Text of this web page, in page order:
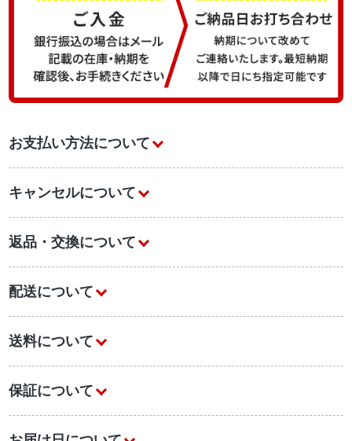
お支払い方法について
キャンセルについて
返品・交換について
配送について
送料について
保証について